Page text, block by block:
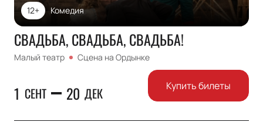
Комедия
12+
СВАДЬБА, СВАДЬБА, СВАДЬБА!
Малый театр Сцена на Ордынке
1 СЕНТ 20 ДЕК Купить билеты